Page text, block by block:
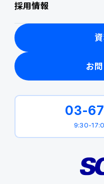
お
03-
9:30-
製品関連動画
採用情報